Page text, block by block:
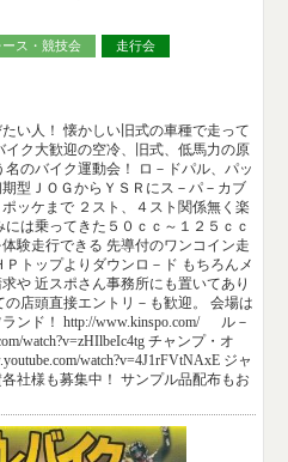
ース・競技会
走行会
い人！ 懐かしい旧式の車種で走って
ク大歓迎の空冷、旧式、低馬力の原
のバイク運動会！ ロ－ドパル、パッ
型ＪＯＧからＹＳＲにス－パ－カブ
ッケまで ２スト、４スト関係無く楽
は乗ってきた５０ｃｃ～１２５ｃｃ
験走行できる 先導付のワンコイン走
トップよりダウンロ－ド もちろんメ
や 近スポさん事務所にも置いてあり
店頭直接エントリ－も歓迎。 会場は
ンド！ http://www.kinspo.com/ ル－
watch?v=zHIlbeIc4tg チャンプ・オ
watch?v=4J1rFVtNAxE ジャ
社様も募集中！ サンプル品配布もお